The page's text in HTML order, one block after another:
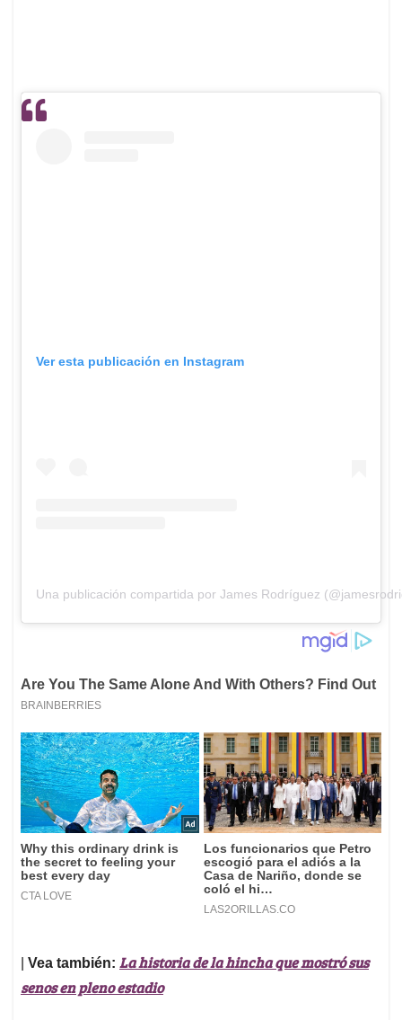
Ver esta publicación en Instagram
Una publicación compartida por James Rodríguez
Vea también: La historia de la hincha que mostró sus
senos en pleno estadio